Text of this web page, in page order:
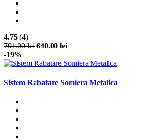
4.75 (4)
791.00 lei 640.00 lei
-19%
Sistem Rabatare Somiera Metalica